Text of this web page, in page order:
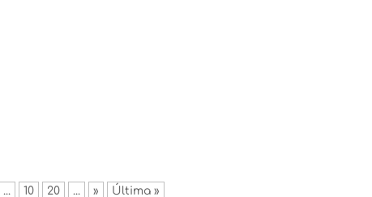
... 10 20 ... » Última »